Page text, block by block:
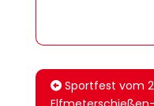
Sportfest vom